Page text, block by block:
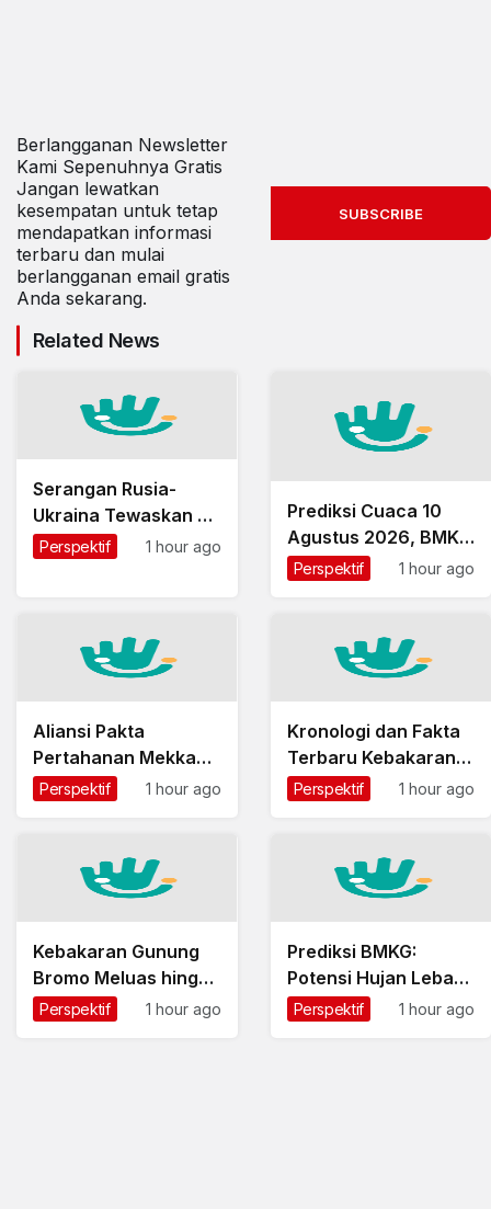
Berlangganan Newsletter
Kami Sepenuhnya Gratis
Jangan lewatkan
kesempatan untuk tetap
mendapatkan informasi
terbaru dan mulai
berlangganan email gratis
Anda sekarang.
SUBSCRIBE
Related News
Serangan Rusia-
Ukraina Tewaskan 5
Orang, Puluhan
Perspektif 1 hour ago
Prediksi Cuaca 10
Agustus 2026, BMKG
Deteksi Potensi
Papua
Perspektif 1 hour ago
Aliansi Pakta
Pertahanan Mekkah
sebagai Solusi atau
Perspektif 1 hour ago
Kronologi dan Fakta
Terbaru Kebakaran
Gedung Bapenda DKI
Perspektif 1 hour ago
Kebakaran Gunung
Bromo Meluas hingga
176 Hektare, Seluruh
Perspektif 1 hour ago
Prediksi BMKG:
Potensi Hujan Lebat
di Sumatra dan
Perspektif 1 hour ago